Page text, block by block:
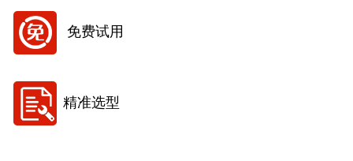
免费试用
精准选型